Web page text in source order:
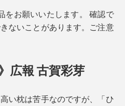
をお願いいたします。 確認で
ないことがあります。ご注意
広報 古賀彩芽
い枕は苦手なのですが、「ひ